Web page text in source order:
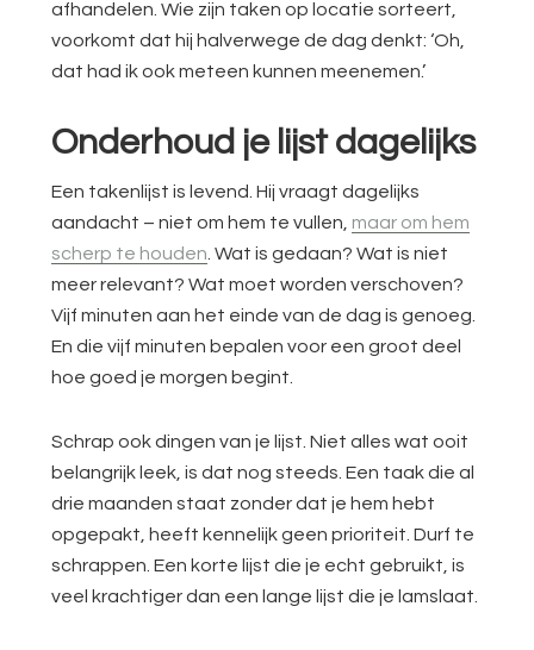
afhandelen. Wie zijn taken op locatie sorteert,
voorkomt dat hij halverwege de dag denkt: ‘Oh,
dat had ik ook meteen kunnen meenemen.’
Onderhoud je lijst dagelijks
Een takenlijst is levend. Hij vraagt dagelijks
aandacht – niet om hem te vullen, maar om hem
scherp te houden. Wat is gedaan? Wat is niet
meer relevant? Wat moet worden verschoven?
Vijf minuten aan het einde van de dag is genoeg.
En die vijf minuten bepalen voor een groot deel
hoe goed je morgen begint.
Schrap ook dingen van je lijst. Niet alles wat ooit
belangrijk leek, is dat nog steeds. Een taak die al
drie maanden staat zonder dat je hem hebt
opgepakt, heeft kennelijk geen prioriteit. Durf te
schrappen. Een korte lijst die je echt gebruikt, is
veel krachtiger dan een lange lijst die je lamslaat.